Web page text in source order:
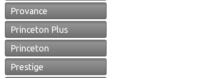
Provance
Princeton Plus
Princeton
Prestige